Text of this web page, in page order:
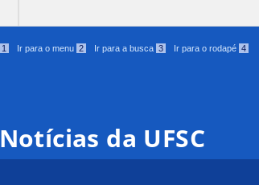
1 Ir para o menu 2 Ir para a busca 3 Ir para o rodapé 4
Notícias da UFSC